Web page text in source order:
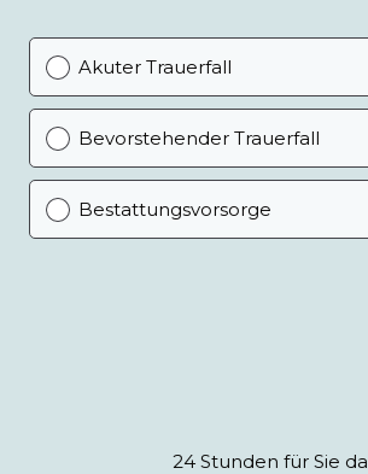
Akuter Trauerfall
Bevorstehender Trauerfall
Bestattungsvorsorge
24 Stunden für Sie da